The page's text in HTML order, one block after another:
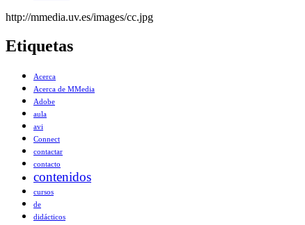
http://mmedia.uv.es/images/cc.jpg
Etiquetas
Acerca
Acerca de MMedia
Adobe
aula
avi
Connect
contactar
contacto
contenidos
cursos
de
didácticos